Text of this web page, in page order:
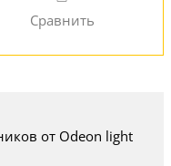
от Odeon light